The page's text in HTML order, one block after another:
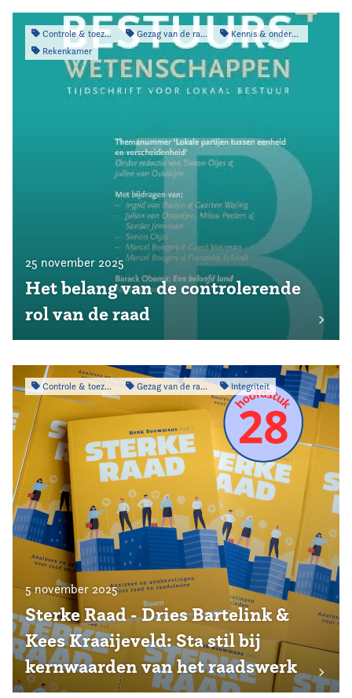
Controle & toezicht Gezag van de raad
Kennis & onderzoek
Rekenkamer
25 november 2025
Het belang van de controlerende
rol van de raad
Controle & toezicht Gezag van de raad Integriteit
5 november 2025
Sterke Raad - Dries Bartelink &
Kees Kraaijeveld: Sta stil bij
kernwaarden van het raadswerk